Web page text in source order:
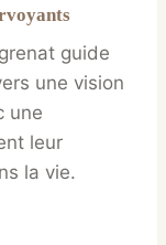
guide
une vision
une
leur
la vie.